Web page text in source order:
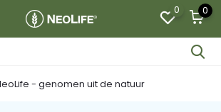
0 0
- genomen uit de natuur